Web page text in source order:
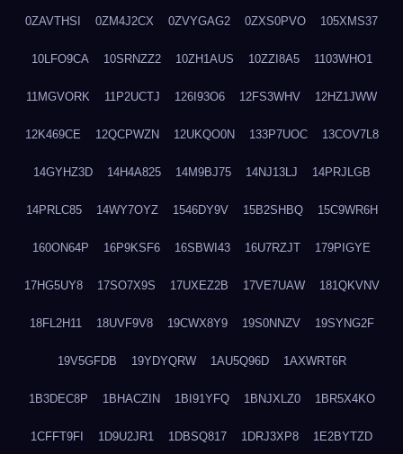
0ZAVTHSI 0ZM4J2CX 0ZVYGAG2 0ZXS0PVO 105XMS37
10LFO9CA 10SRNZZ2 10ZH1AUS 10ZZI8A5 1103WHO1
11MGVORK 11P2UCTJ 126I93O6 12FS3WHV 12HZ1JWW
12K469CE 12QCPWZN 12UKQO0N 133P7UOC 13COV7L8
14GYHZ3D 14H4A825 14M9BJ75 14NJ13LJ 14PRJLGB
14PRLC85 14WY7OYZ 1546DY9V 15B2SHBQ 15C9WR6H
160ON64P 16P9KSF6 16SBWI43 16U7RZJT 179PIGYE
17HG5UY8 17SO7X9S 17UXEZ2B 17VE7UAW 181QKVNV
18FL2H11 18UVF9V8 19CWX8Y9 19S0NNZV 19SYNG2F
19V5GFDB 19YDYQRW 1AU5Q96D 1AXWRT6R
1B3DEC8P 1BHACZIN 1BI91YFQ 1BNJXLZ0 1BR5X4KO
1CFFT9FI 1D9U2JR1 1DBSQ817 1DRJ3XP8 1E2BYTZD